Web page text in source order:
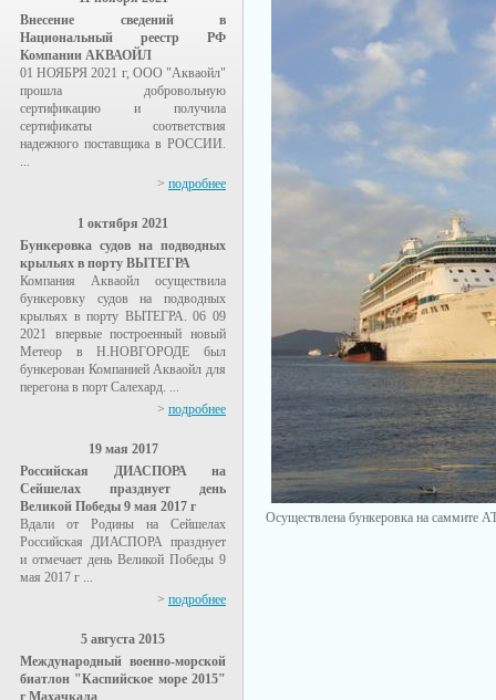
Внесение сведений в
Национальный реестр РФ
Компании АКВАОЙЛ
01 НОЯБРЯ 2021 г, ООО "Акваойл"
прошла добровольную
сертификацию и получила
сертификаты соответствия
надежного поставщика в РОССИИ.
...
> подробнее
1 октября 2021
Бункеровка судов на подводных
крыльях в порту ВЫТЕГРА
Компания Акваойл осуществила
бункеровку судов на подводных
крыльях в порту ВЫТЕГРА. 06 09
2021 впервые построенный новый
Метеор в Н.НОВГОРОДЕ был
бункерован Компанией Акваойл для
перегона в порт Салехард. ...
> подробнее
19 мая 2017
Российская ДИАСПОРА на
Сейшелах празднует день
Великой Победы 9 мая 2017 г
Вдали от Родины на Сейшелах
Российская ДИАСПОРА празднует
и отмечает день Великой Победы 9
мая 2017 г ...
> подробнее
5 августа 2015
Международный военно-морской
биатлон "Каспийское море 2015"
г Махачкала
Осуществлена бункеровка на саммите